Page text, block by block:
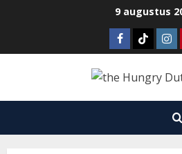
9 augustus
Facebook
Tiktok